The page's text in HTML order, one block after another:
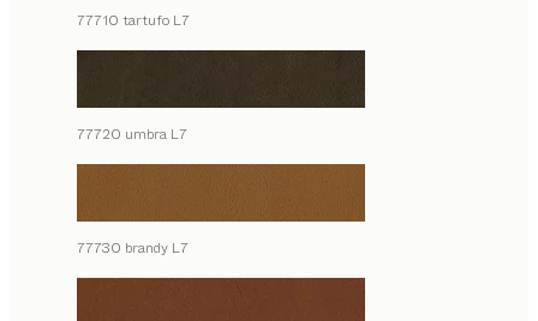
77710 tartufo L7
77720 umbra L7
77730 brandy L7